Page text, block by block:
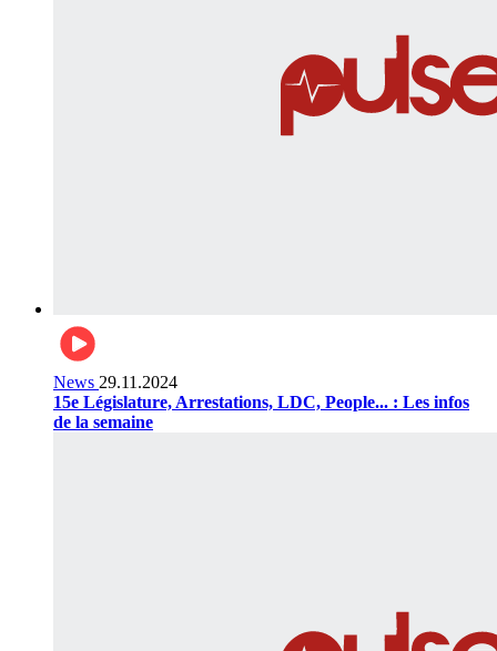
News 29.11.2024
15e Législature, Arrestations, LDC, People... : Les infos
de la semaine